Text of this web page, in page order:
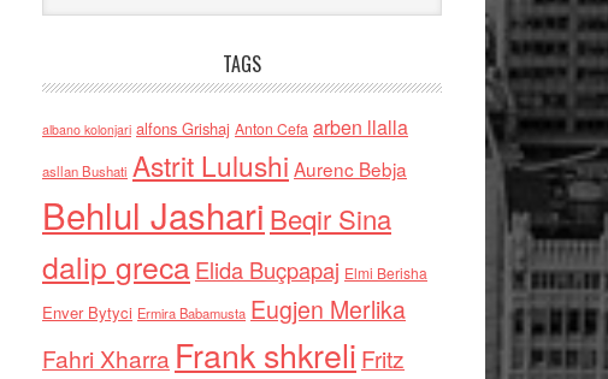
TAGS
albano kolonjari alfons Grishaj Anton Cefa arben llalla
asllan Bushati Astrit Lulushi Aurenc Bebja
Behlul Jashari Beqir Sina
dalip grecaElida Buçpapaj Elmi Berisha
Enver Bytyci Ermira Babamusta Eugjen Merlika
Fahri Xharra Frank shkreli Fritz